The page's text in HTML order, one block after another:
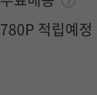
780P 적립예정